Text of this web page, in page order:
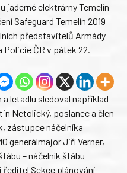
jaderné elektrárny Temelín
Safeguard Temelín 2019
představitelů Armády
Policie ČR v pátek 22.
letadlu sledoval například
Netolický, poslanec a člen
zástupce náčelníka
generálmajor Jiří Verner,
– náčelník štábu
ředitel Sekce plánování